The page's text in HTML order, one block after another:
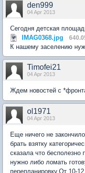
den999
04 Apr 2013
Сегодня детская
IMAG0368.jpg
К нашему заселению
Timofei21
04 Apr 2013
Ждем новостей с
ol1971
04 Apr 2013
Еще ничего не
брать взятку
сказала что бесполезно
нужно либо ломать
перепланировку.От 10-